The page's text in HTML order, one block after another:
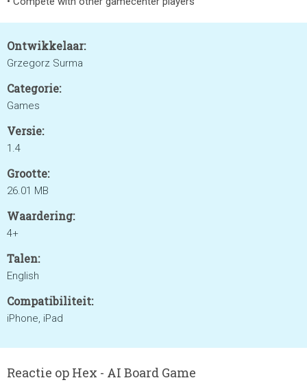
Ontwikkelaar:
Grzegorz Surma
Categorie:
Games
Versie:
1.4
Grootte:
26.01 MB
Waardering:
4+
Talen:
English
Compatibiliteit:
iPhone, iPad
Reactie op Hex - AI Board Game